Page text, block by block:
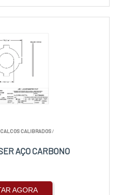
CALIBRADOS/
AÇO CARBONO
AGORA